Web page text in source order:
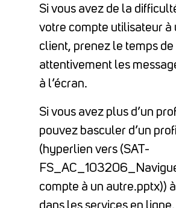
Si vous avez de la
votre compte utilisateur à
client, prenez le temps de
attentivement les
à l’écran.
Si vous avez plus d’un
pouvez basculer d’un
(hyperlien vers (SAT-
compte à un autre.pptx))